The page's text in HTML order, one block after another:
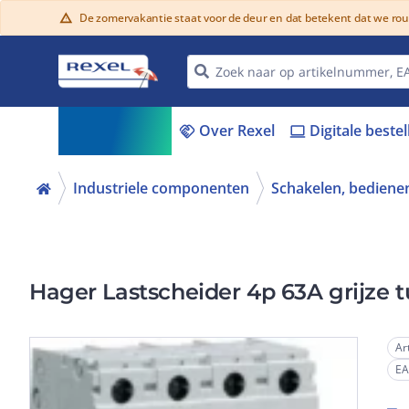
warning De zomervakantie staat voor de deur en dat betekent dat we
handshake Over Rexel laptop Digitale
Industriele componenten Schakelen,
Hager Lastscheider 4p 63A grijze